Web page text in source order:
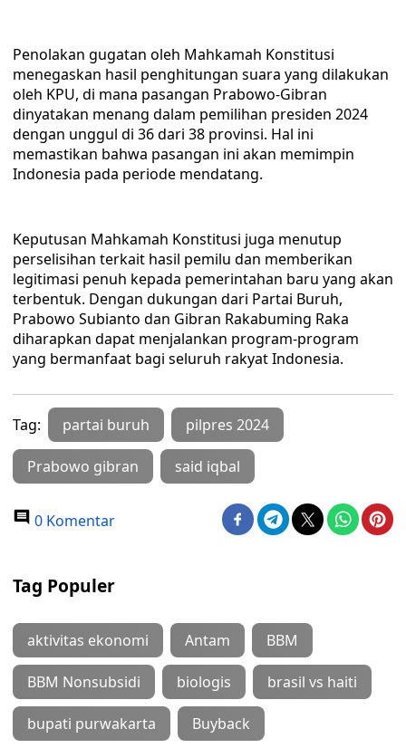
Penolakan gugatan oleh Mahkamah Konstitusi
menegaskan hasil penghitungan suara yang dilakukan
oleh KPU, di mana pasangan Prabowo-Gibran
dinyatakan menang dalam pemilihan presiden 2024
dengan unggul di 36 dari 38 provinsi. Hal ini
memastikan bahwa pasangan ini akan memimpin
Indonesia pada periode mendatang.
Keputusan Mahkamah Konstitusi juga menutup
perselisihan terkait hasil pemilu dan memberikan
legitimasi penuh kepada pemerintahan baru yang akan
terbentuk. Dengan dukungan dari Partai Buruh,
Prabowo Subianto dan Gibran Rakabuming Raka
diharapkan dapat menjalankan program-program
yang bermanfaat bagi seluruh rakyat Indonesia.
Tag: partai buruh pilpres 2024
Prabowo gibran said iqbal
0 Komentar
Tag Populer
aktivitas ekonomi Antam BBM
BBM Nonsubsidi biologis brasil vs haiti
bupati purwakarta Buyback